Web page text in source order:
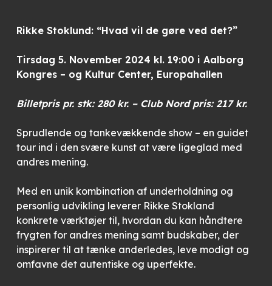
Rikke Stoklund: “Hvad vil de gøre ved det?”
Tirsdag 5. November 2024 kl. 19:00 i Aalborg
Kongres – og Kultur Center, Europahallen
Billetpris pr. stk: 280 kr. – Club Nord pris: 217 kr.
Sprudlende og tankevækkende show – en guidet
tour ind i den svære kunst at være ligeglad med
andres mening.
Med en unik kombination af underholdning og
personlig udvikling leverer Rikke Stokland
konkrete værktøjer til, hvordan du kan håndtere
frygten for andres mening samt budskaber, der
inspirerer til at tænke anderledes, leve modigt og
omfavne det autentiske og uperfekte.